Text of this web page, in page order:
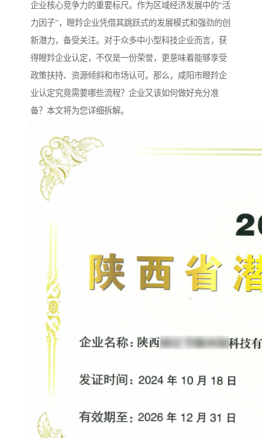
企业核心竞争力的重要标尺。作为区域经济发展中的“活
力因子”，瞪羚企业凭借其跳跃式的发展模式和强劲的创
新潜力，备受关注。对于众多中小型科技企业而言，获
得瞪羚企业认定，不仅是一份荣誉，更意味着能够享受
政策扶持、资源倾斜和市场认可。那么，咸阳市瞪羚企
业认定究竟需要哪些流程？企业又该如何做好充分准
备？本文将为您详细拆解。